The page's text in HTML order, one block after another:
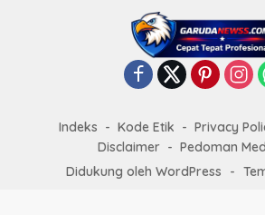
Indeks Kode Etik Privacy
Disclaimer
Pedoman
Didukung oleh WordPress
-